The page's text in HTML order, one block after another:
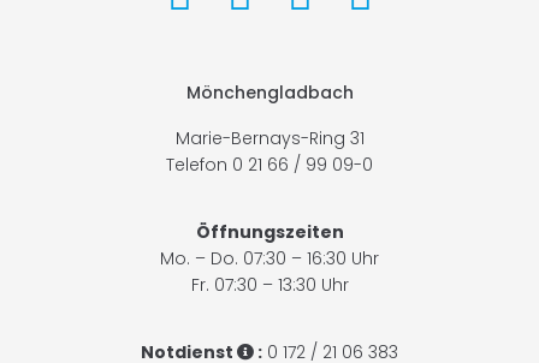
Mönchengladbach
Marie-Bernays-Ring 31
Telefon 0 21 66 / 99 09-0
Öffnungszeiten
Mo. – Do. 07:30 – 16:30 Uhr
Fr. 07:30 – 13:30 Uhr
Notdienst : 0 172 / 21 06 383